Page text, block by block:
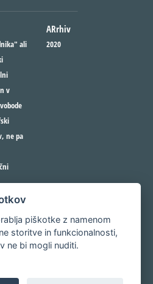
ali
v
ne pa
ARrhiv
2020
piškotke z namenom
storitve in funkcionalnosti,
ne bi mogli nuditi.